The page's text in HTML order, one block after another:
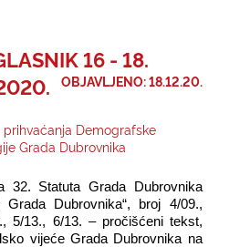
E-USLUGE
16 - 18.
OBJAVLJENO: 18.12.20.
prihvaćanja Demografske
Grada Dubrovnika
32. Statuta Grada Dubrovnika
Grada Dubrovnika“, broj 4/09.,
5/13., 6/13. – pročišćeni tekst,
vijeće Grada Dubrovnika na